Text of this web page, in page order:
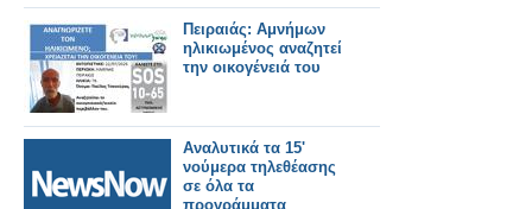
Πειραιάς: Αμνήμων
ηλικιωμένος αναζητεί
την οικογένειά του
Αναλυτικά τα 15'
νούμερα τηλεθέασης
σε όλα τα
προγράμματα